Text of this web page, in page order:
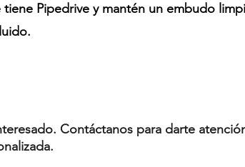
Pipedrive y mantén un embudo
Contáctanos para darte